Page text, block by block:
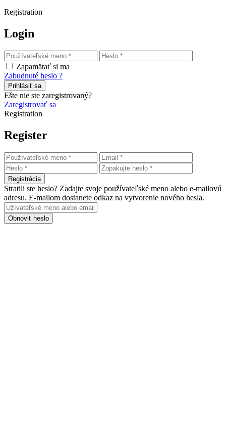
Registration
Login
Zapamätať si ma
Zabudnuté heslo ?
Prihlásiť sa
Ešte nie ste zaregistrovaný?
Zaregistrovať sa
Registration
Register
Registrácia
Stratili ste heslo? Zadajte svoje používateľské meno alebo e-mailovú
adresu. E-mailom dostanete odkaz na vytvorenie nového hesla.
Obnoviť heslo